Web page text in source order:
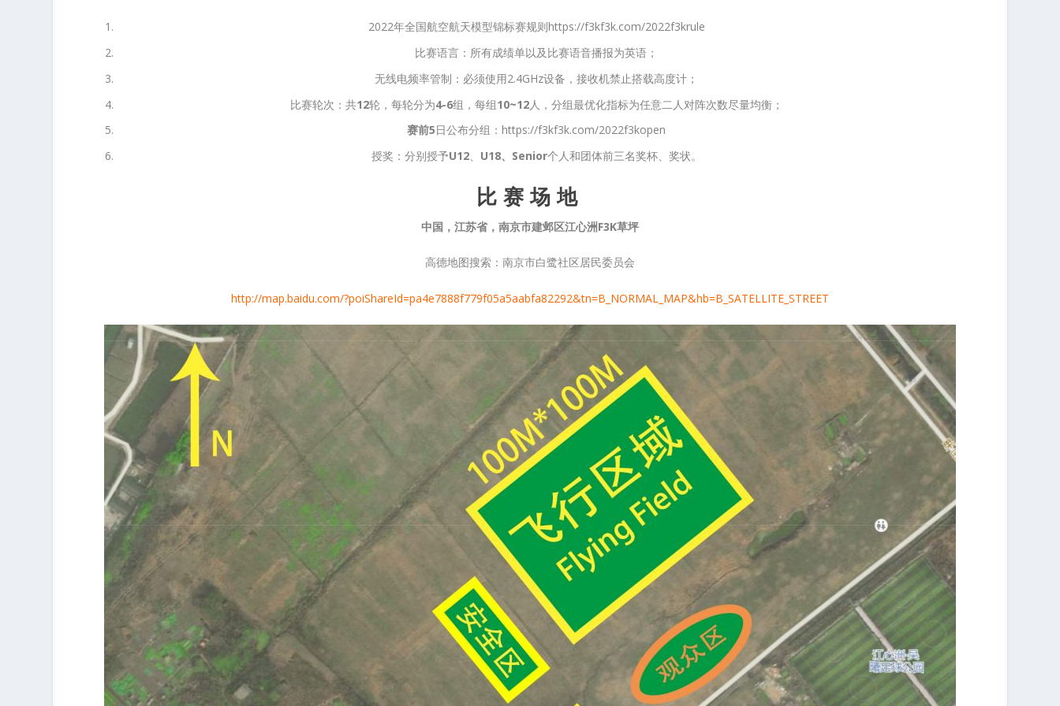
2022年全国航空航天模型锦标赛规则https://f3kf3k.com/2022f3krule
比赛语言：所有成绩单以及比赛语音播报为英语；
无线电频率管制：必须使用2.4GHz设备，接收机禁止搭载高度计；
比赛轮次：共12轮，每轮分为4-6组，每组10~12人，分组最优化指标为任意二人对阵次数尽量均衡；
赛前5日公布分组： https://f3kf3k.com/2022f3kopen
授奖：分别授予U12、 U18、Senior个人和团体前三名奖杯、奖状。
比赛场地
中国，江苏省，南京市建邺区江心洲F3K草坪
高德地图搜索：南京市白鹭社区居民委员会
http://map.baidu.com/?poiShareId=pa4e7888f779f05a5aabfa82292&tn=B_NORMAL_MAP&hb=B_SATELLITE_STREET